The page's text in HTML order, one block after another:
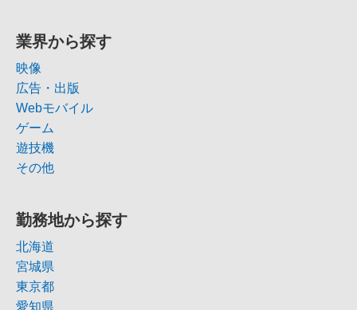
業界から探す
映像
広告・出版
Webモバイル
ゲーム
遊技機
その他
勤務地から探す
北海道
宮城県
東京都
愛知県